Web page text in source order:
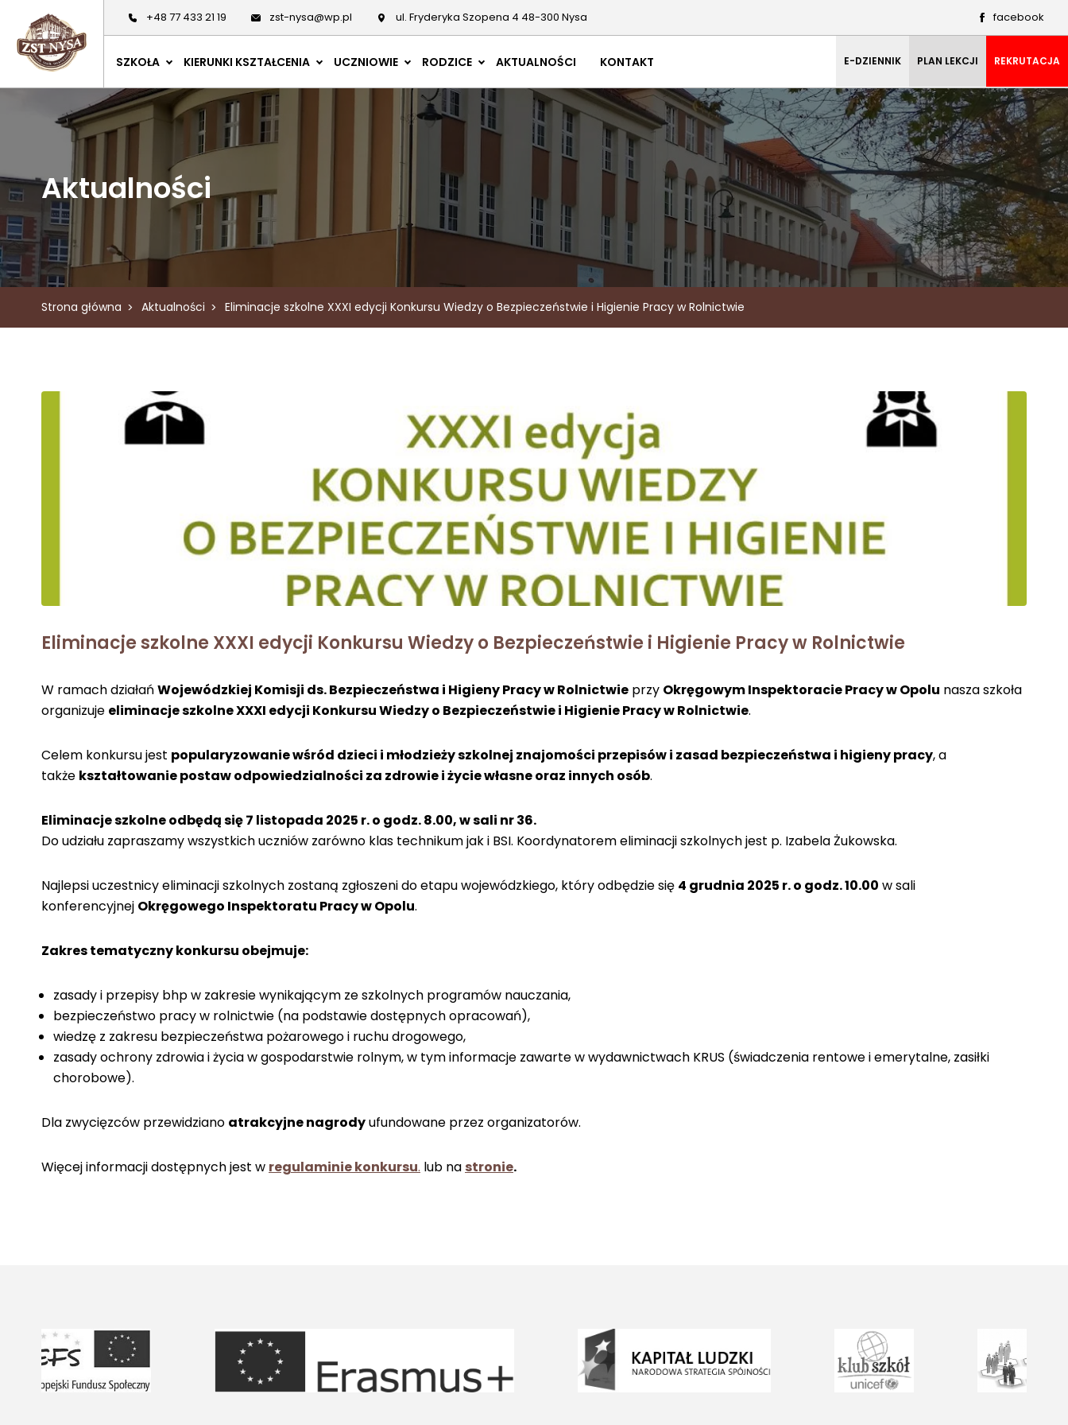
+48 77 433 21 19 zst-nysa@wp.pl ul. Fryderyka Szopena 4 48-300 Nysa facebook
SZKOŁA KIERUNKI KSZTAŁCENIA UCZNIOWIE RODZICE AKTUALNOŚCI KONTAKT E-DZIENNIK PLAN LEKCJI REKRUTACJA
Aktualności
Strona główna Aktualności Eliminacje szkolne XXXI edycji Konkursu Wiedzy o Bezpieczeństwie i Higienie Pracy w Rolnictwie
Eliminacje szkolne XXXI edycji Konkursu Wiedzy o Bezpieczeństwie i Higienie Pracy w Rolnictwie
W ramach działańWojewódzkiej Komisji ds. Bezpieczeństwa i Higieny Pracy w Rolnictwie przy Okręgowym Inspektoracie Pracy w Opolu nasza szkoła
organizuje eliminacje szkolne XXXI edycji Konkursu Wiedzy o Bezpieczeństwie i Higienie Pracy w Rolnictwie.
Celem konkursu jest popularyzowanie wśród dzieci i młodzieży szkolnej znajomości przepisów i zasad bezpieczeństwa i higieny pracy, a
także kształtowanie postaw odpowiedzialności za zdrowie i życie własne oraz innych osób.
Eliminacje szkolne odbędą się 7 listopada 2025 r. o godz. 8.00, w sali nr 36.
Do udziału zapraszamy wszystkich uczniów zarówno klas technikum jak i BSI. Koordynatorem eliminacji szkolnych jest p. Izabela Żukowska.
Najlepsi uczestnicy eliminacji szkolnych zostaną zgłoszeni do etapu wojewódzkiego, który odbędzie się 4 grudnia 2025 r. o godz. 10.00 w sali
konferencyjnej Okręgowego Inspektoratu Pracy w Opolu.
Zakres tematyczny konkursu obejmuje:
zasady i przepisy bhp w zakresie wynikającym ze szkolnych programów nauczania,
bezpieczeństwo pracy w rolnictwie (na podstawie dostępnych opracowań),
wiedzę z zakresu bezpieczeństwa pożarowego i ruchu drogowego,
zasady ochrony zdrowia i życia w gospodarstwie rolnym, w tym informacje zawarte w wydawnictwach KRUS (świadczenia rentowe i emerytalne, zasiłki
chorobowe).
Dla zwycięzców przewidziano atrakcyjne nagrodyufundowane przez organizatorów.
Więcej informacji dostępnych jest w regulaminie konkursu. lub na stronie.